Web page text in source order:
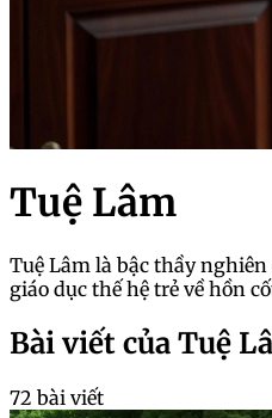
Tuệ Lâm
Tuệ Lâm là bậc thầy
giáo dục thế hệ trẻ về hồn
Bài viết của Tuệ
72 bài viết